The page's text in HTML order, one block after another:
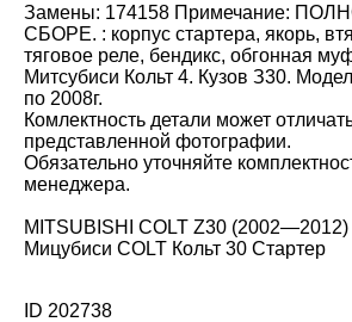
Замены: 174158 Примечание:
СБОРЕ. : корпус стартера, якорь,
тяговое реле, бендикс, обгонная
Митсубиси Кольт 4. Кузов З30.
по 2008г.
Комлектность детали может
представленной фотографии.
Обязательно уточняйте
менеджера.
MITSUBISHI COLT Z30 (2002—2012)
Мицубиси COLT Кольт 30 Стартер
ID 202738